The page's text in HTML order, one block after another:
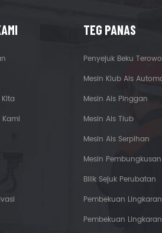
TEG PANAS
Penyejuk Beku
Mesin Kiub Ais
Mesin Ais Pinggan
Mesin Ais Tiub
Mesin Ais Serpihan
Mesin
Bilik Sejuk Perubatan
Pembekuan Lingkaran
Pembekuan Lingkaran